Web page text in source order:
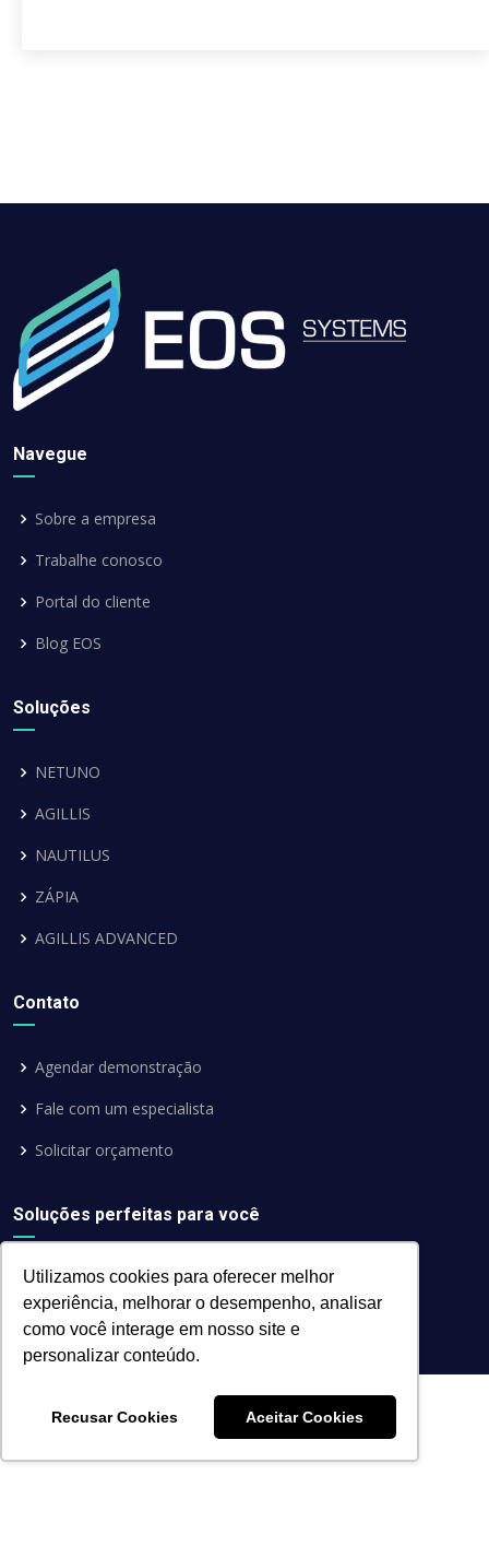
Utilizamos cookies para oferecer melhor
experiência, melhorar o desempenho, analisar
como você interage em nosso site e
personalizar conteúdo.
Recusar Cookies Aceitar Cookies
Navegue
Sobre a empresa
Trabalhe conosco
Portal do cliente
Blog EOS
Soluções
NETUNO
AGILLIS
NAUTILUS
ZÁPIA
AGILLIS ADVANCED
Contato
Agendar demonstração
Fale com um especialista
Solicitar orçamento
Soluções perfeitas para você